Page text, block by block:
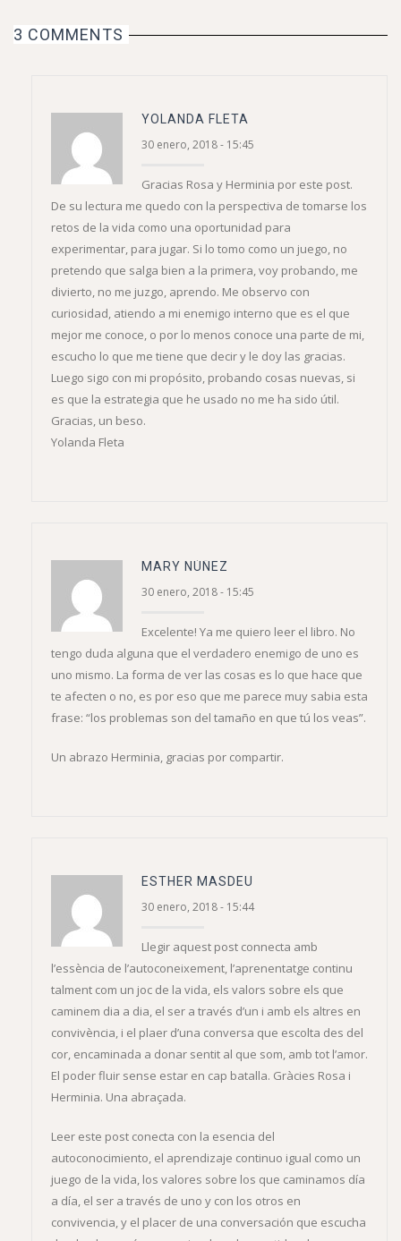
3 COMMENTS
YOLANDA FLETA
30 enero, 2018 - 15:45
Gracias Rosa y Herminia por este post.
De su lectura me quedo con la perspectiva de tomarse los
retos de la vida como una oportunidad para
experimentar, para jugar. Si lo tomo como un juego, no
pretendo que salga bien a la primera, voy probando, me
divierto, no me juzgo, aprendo. Me observo con
curiosidad, atiendo a mi enemigo interno que es el que
mejor me conoce, o por lo menos conoce una parte de mi,
escucho lo que me tiene que decir y le doy las gracias.
Luego sigo con mi propósito, probando cosas nuevas, si
es que la estrategia que he usado no me ha sido útil.
Gracias, un beso.
Yolanda Fleta
MARY NÚÑEZ
30 enero, 2018 - 15:45
Excelente! Ya me quiero leer el libro. No
tengo duda alguna que el verdadero enemigo de uno es
uno mismo. La forma de ver las cosas es lo que hace que
te afecten o no, es por eso que me parece muy sabia esta
frase: “los problemas son del tamaño en que tú los veas”.
Un abrazo Herminia, gracias por compartir.
ESTHER MASDEU
30 enero, 2018 - 15:44
Llegir aquest post connecta amb
l’essència de l’autoconeixement, l’aprenentatge continu
talment com un joc de la vida, els valors sobre els que
caminem dia a dia, el ser a través d’un i amb els altres en
convivència, i el plaer d’una conversa que escolta des del
cor, encaminada a donar sentit al que som, amb tot l’amor.
El poder fluir sense estar en cap batalla. Gràcies Rosa i
Herminia. Una abraçada.
Leer este post conecta con la esencia del
autoconocimiento, el aprendizaje continuo igual como un
juego de la vida, los valores sobre los que caminamos día
a día, el ser a través de uno y con los otros en
convivencia, y el placer de una conversación que escucha